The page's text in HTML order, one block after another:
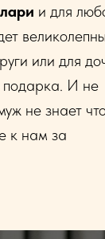
и для
или для
подарка. И не
не знает
к нам за